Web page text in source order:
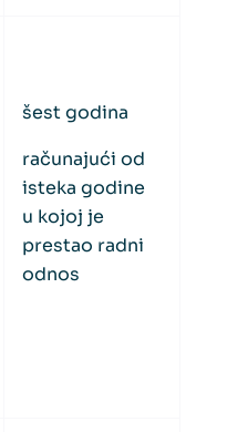
šest godina
računajući od
isteka godine
u kojoj je
prestao radni
odnos